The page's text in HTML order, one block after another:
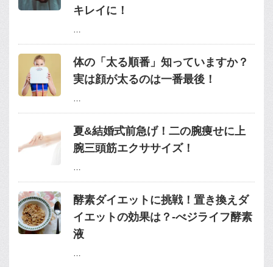
キレイに！
…
体の「太る順番」知っていますか？
実は顔が太るのは一番最後！
…
夏&結婚式前急げ！二の腕痩せに上
腕三頭筋エクササイズ！
…
酵素ダイエットに挑戦！置き換えダ
イエットの効果は？-べジライフ酵素
液
…